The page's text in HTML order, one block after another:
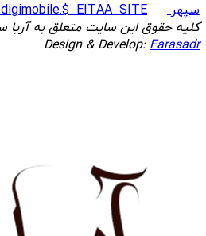
سپهر
کلیه حقوق این سایت متعلق به آریا
Design & Develop:Farasadr